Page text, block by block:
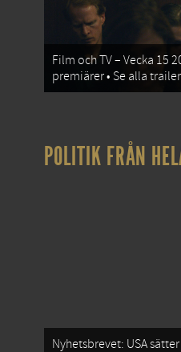
Film och TV – Vecka 15
premiärer • Se alla
POLITIK FRÅN
Nyhetsbrevet: USA